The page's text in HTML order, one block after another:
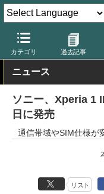
カテゴリ 過去記事
デジカメ Watch PC/モ
ニュース
ソニー、Xperia 1
日に発売
通信帯域やSIM仕様
リスト